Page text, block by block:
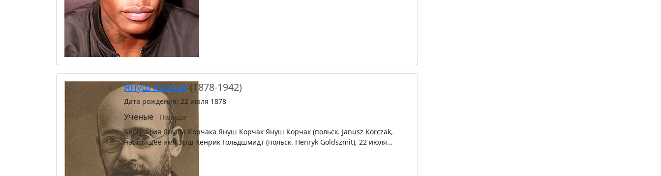
Януш Корчак (1878-1942)
Дата рождения: 22 июля 1878
Учёные
Польша
Биография Януша Корчака Януш Корчак Януш Корчак (польск. Janusz Korczak,
настоящее имя Эрш Хенрик Гольдшмидт (польск. Henryk Goldszmit), 22 июля…